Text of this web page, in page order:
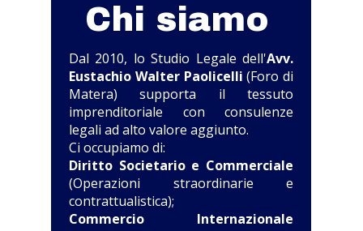
Chi siamo
Dal 2010, lo Studio Legale dell'Avv.
Eustachio Walter Paolicelli (Foro di
Matera) supporta il tessuto
imprenditoriale con consulenze
legali ad alto valore aggiunto.
Ci occupiamo di:
Diritto Societario e Commerciale
(Operazioni straordinarie e
contrattualistica);
Commercio Internazionale